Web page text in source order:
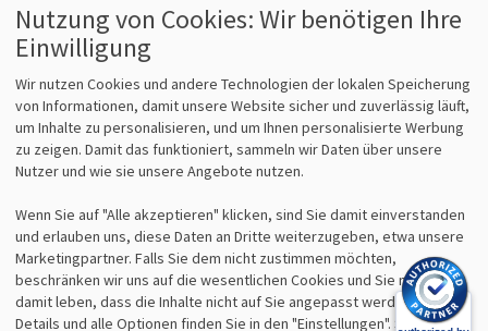
Cookie Einstellungen verwalten
Vertrag widerrufen
Fragen
Kontaktformular
Fragen zum Vertrieb?
info@lz-fachshop.de
Fragen zum Internetshop?
webmaster@lz-fachshop.de
Kontakt
bits&paper GmbH
Sonnenstr. 6
85764 Oberschleißheim
Tel 089/315 70 30
Fax 089/315 33 45
Nutzung von Cookies: Wir benötigen Ihre
Einwilligung
Wir nutzen Cookies und andere Technologien der lokalen Speicherung
von Informationen, damit unsere Website sicher und zuverlässig läuft,
um Inhalte zu personalisieren, und um Ihnen personalisierte Werbung
zu zeigen. Damit das funktioniert, sammeln wir Daten über unsere
Nutzer und wie sie unsere Angebote nutzen.
Wenn Sie auf "Alle akzeptieren" klicken, sind Sie damit einverstanden
und erlauben uns, diese Daten an Dritte weiterzugeben, etwa unsere
Marketingpartner. Falls Sie dem nicht zustimmen möchten,
beschränken wir uns auf die wesentlichen Cookies und Sie müssen
damit leben, dass die Inhalte nicht auf Sie angepasst werden. Weitere
Details und alle Optionen finden Sie in den "Einstellungen". Sie können